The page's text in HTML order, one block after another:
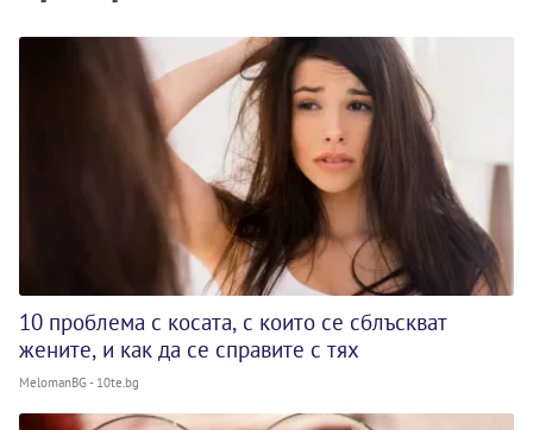
10 проблема с косата, с които се сблъскват
жените, и как да се справите с тях
MelomanBG - 10te.bg